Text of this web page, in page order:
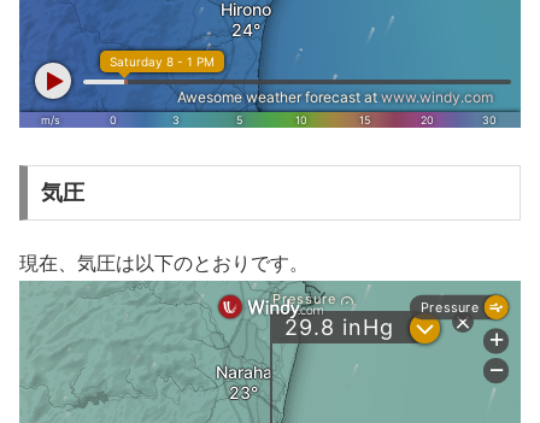
気圧
現在、気圧は以下のとおりです。